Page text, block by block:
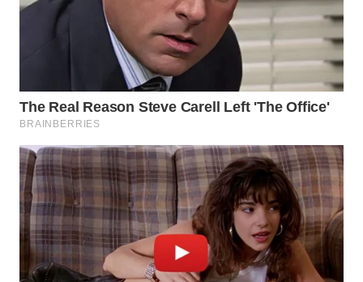
WAHANA
OTOMOTIF
HEALTH
WAHANA
DESA
WISATA
LAPAK